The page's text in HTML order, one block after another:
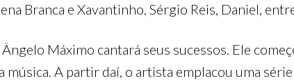
Branca e Xavantinho, Sérgio Reis, Daniel,
Máximo cantará seus sucessos. Ele
música. A partir daí, o artista emplacou uma